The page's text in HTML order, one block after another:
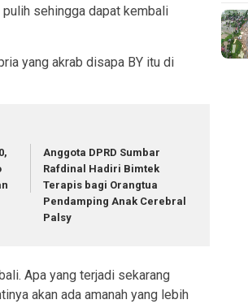
pulih sehingga dapat kembali
yang akrab disapa BY itu di
Anggota DPRD Sumbar
Rafdinal Hadiri Bimtek
Terapis bagi Orangtua
Pendamping Anak Cerebral
Palsy
Apa yang terjadi sekarang
akan ada amanah yang lebih